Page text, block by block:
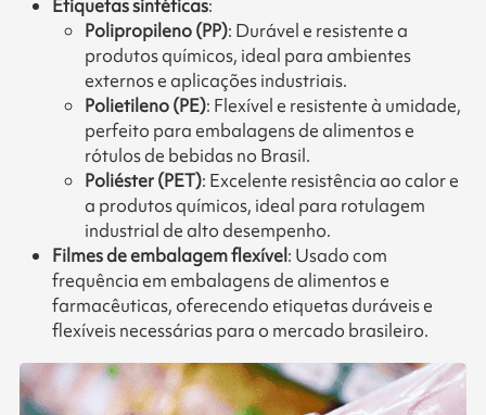
Etiquetas sintéticas:
Polipropileno (PP): Durável e resistente a
produtos químicos, ideal para ambientes
externos e aplicações industriais.
Polietileno (PE): Flexível e resistente à umidade,
perfeito para embalagens de alimentos e
rótulos de bebidas no Brasil.
Poliéster (PET): Excelente resistência ao calor e
a produtos químicos, ideal para rotulagem
industrial de alto desempenho.
Filmes de embalagem flexível: Usado com
frequência em embalagens de alimentos e
farmacêuticas, oferecendo etiquetas duráveis e
flexíveis necessárias para o mercado brasileiro.